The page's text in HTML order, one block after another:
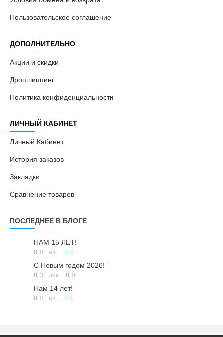
Пользовательское соглашение
ДОПОЛНИТЕЛЬНО
Акции и скидки
Дропшиппинг
Политика конфиденциальности
ЛИЧНЫЙ КАБИНЕТ
Личный Кабинет
История заказов
Закладки
Сравнение товаров
ПОСЛЕДНЕЕ В БЛОГЕ
НАМ 15 ЛЕТ!
01 авг. 0
С Новым годом 2026!
31 дек. 0
Нам 14 лет!
01 авг. 0